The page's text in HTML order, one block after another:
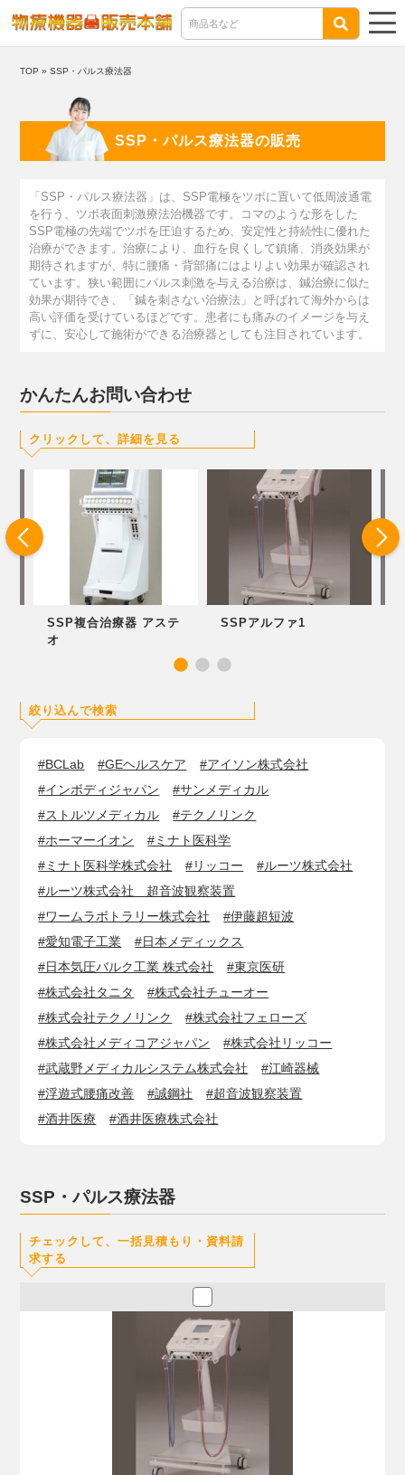
TOP »SSP・パルス療法器
SSP・パルス療法器の販売
「SSP・パルス療法器」は、SSP電極をツボに置いて低周波通電
を行う、ツボ表面刺激療法治機器です。コマのような形をした
SSP電極の先端でツボを圧迫するため、安定性と持続性に優れた
治療ができます。治療により、血行を良くして鎮痛、消炎効果が
期待されますが、特に腰痛・背部痛にはよりよい効果が確認され
ています。狭い範囲にパルス刺激を与える治療は、鍼治療に似た
効果が期待でき、「鍼を刺さない治療法」と呼ばれて海外からは
高い評価を受けているほどです。患者にも痛みのイメージを与え
ずに、安心して施術ができる治療器としても注目されています。
かんたんお問い合わせ
クリックして、詳細を見る
SSP複合治療器 アステ
オ
SSPアルファ1
絞り込んで検索
#BCLab #GEヘルスケア
#アイソン株式会社
#インボディジャパン
#サンメディカル
#ストルツメディカル
#テクノリンク
#ホーマーイオン
#ミナト医科学
#ミナト医科学株式会社
#リッコー
#ルーツ株式会社
#ルーツ株式会社 超音波観察装置
#ワームラボトラリー株式会社
#伊藤超短波
#愛知電子工業
#日本メディックス
#日本気圧バルク工業 株式会社
#東京医研
#株式会社タニタ
#株式会社チューオー
#株式会社テクノリンク
#株式会社フェローズ
#株式会社メディコアジャパン
#株式会社リッコー
#武蔵野メディカルシステム株式会社
#江崎器械
#浮遊式腰痛改善
#誠鋼社
#超音波観察装置
#酒井医療
#酒井医療株式会社
SSP・パルス療法器
チェックして、一括見積もり・資料請
求する